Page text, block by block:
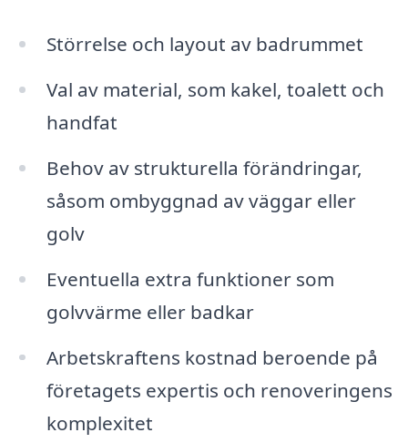
Störrelse och layout av badrummet
Val av material, som kakel, toalett och
handfat
Behov av strukturella förändringar,
såsom ombyggnad av väggar eller
golv
Eventuella extra funktioner som
golvvärme eller badkar
Arbetskraftens kostnad beroende på
företagets expertis och renoveringens
komplexitet